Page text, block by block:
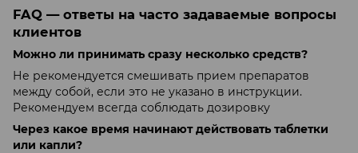
FAQ — ответы на часто задаваемые вопросы
клиентов
Можно ли принимать сразу несколько средств?
Не рекомендуется смешивать прием препаратов
между собой, если это не указано в инструкции.
Рекомендуем всегда соблюдать дозировку
Через какое время начинают действовать таблетки
или капли?